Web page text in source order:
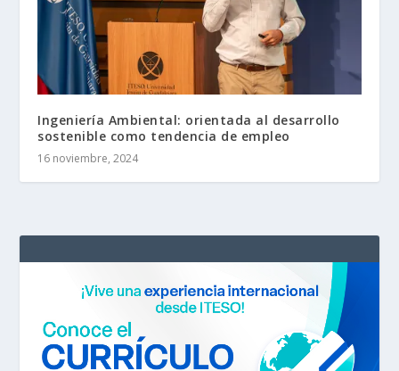
Ingeniería Ambiental: orientada al desarrollo
sostenible como tendencia de empleo
16 noviembre, 2024